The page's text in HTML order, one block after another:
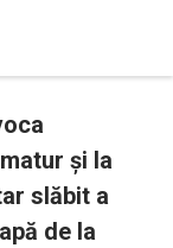
și la
slăbit a
de la